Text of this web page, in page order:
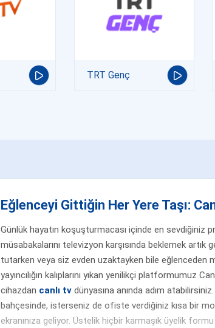
TRT Genç
Eğlenceyi Gittiğin Her Yere Taşı:
Günlük hayatın koşuşturmacası içinde en sevdiğiniz
müsabakalarını televizyon karşısında beklemek artık
tutarken veya siz evden uzaktayken bile eğlenceden
yayıncılığın kalıplarını yıkan yenilikçi platformumuz
cihazdan canlı tv dünyasına anında adım
bahçesinde, isterseniz de ofiste verdiğiniz kısa bir
ekranınıza geliyor. Üstelik hiçbir karmaşık üyelik